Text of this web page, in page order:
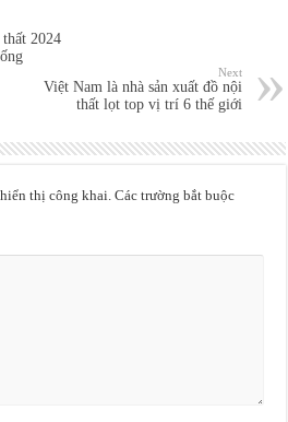
2024
Next
Việt Nam là nhà sản xuất đồ nội
thất lọt top vị trí 6 thế giới
thị công khai. Các trường bắt buộc